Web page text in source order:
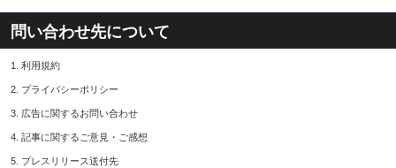
問い合わせ先について
1. 利用規約
2. プライバシーポリシー
3. 広告に関するお問い合わせ
4. 記事に関するご意見・ご感想
5. プレスリリース送付先